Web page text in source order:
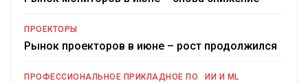
ПРОЕКТОРЫ
Рынок проекторов в июне – рост продолжился
ПРОФЕССИОНАЛЬНОЕ ПРИКЛАДНОЕ ПО ИИ И ML